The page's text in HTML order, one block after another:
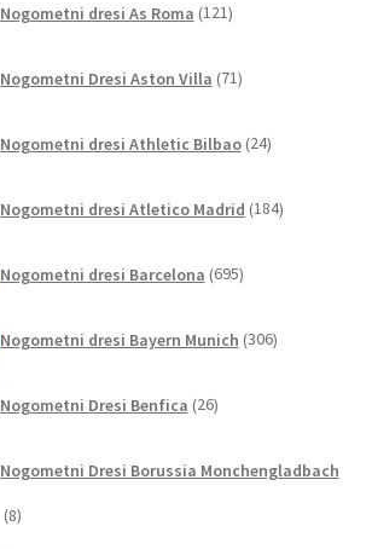
Nogometni dresi As Roma 121izdelkov
Nogometni Dresi Aston Villa 71izdelkov
Nogometni dresi Athletic Bilbao 24izdelkov
Nogometni dresi Atletico Madrid 184izdelkov
Nogometni dresi Barcelona 695izdelkov
Nogometni dresi Bayern Munich 306izdelkov
Nogometni Dresi Benfica 26izdelkov
Nogometni Dresi Borussia Monchengladbach
88